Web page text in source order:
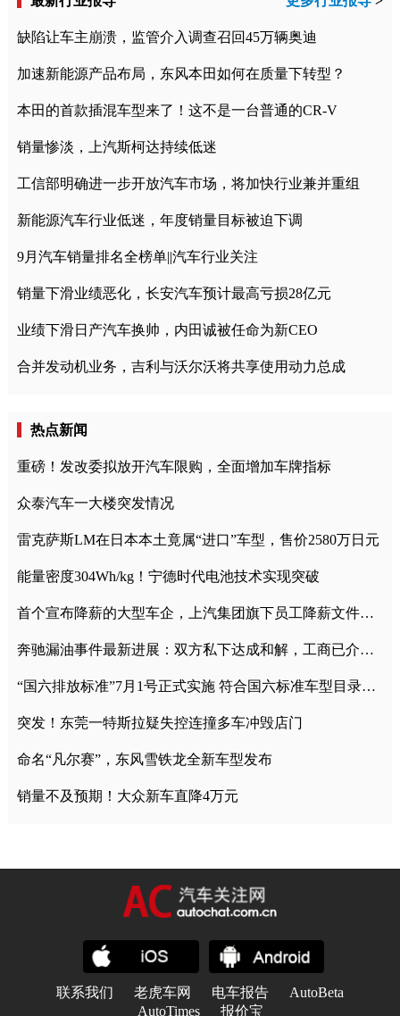
缺陷让车主崩溃，监管介入调查召回45万辆奥迪
加速新能源产品布局，东风本田如何在质量下转型？
本田的首款插混车型来了！这不是一台普通的CR-V
销量惨淡，上汽斯柯达持续低迷
工信部明确进一步开放汽车市场，将加快行业兼并重组
新能源汽车行业低迷，年度销量目标被迫下调
9月汽车销量排名全榜单||汽车行业关注
销量下滑业绩恶化，长安汽车预计最高亏损28亿元
业绩下滑日产汽车换帅，内田诚被任命为新CEO
合并发动机业务，吉利与沃尔沃将共享使用动力总成
热点新闻
重磅！发改委拟放开汽车限购，全面增加车牌指标
众泰汽车一大楼突发情况
雷克萨斯LM在日本本土竟属“进口”车型，售价2580万日元
能量密度304Wh/kg！宁德时代电池技术实现突破
首个宣布降薪的大型车企，上汽集团旗下员工降薪文件曝光
奔驰漏油事件最新进展：双方私下达成和解，工商已介入调查
“国六排放标准”7月1号正式实施 符合国六标准车型目录一览
突发！东莞一特斯拉疑失控连撞多车冲毁店门
命名“凡尔赛”，东风雪铁龙全新车型发布
销量不及预期！大众新车直降4万元
联系我们 老虎车网 电车报告
AutoBeta
AutoTimes
报价宝